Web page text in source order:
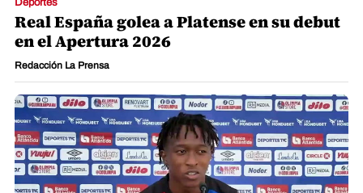
Deportes
Real España golea a Platense en su debut
en el Apertura 2026
Redacción La Prensa